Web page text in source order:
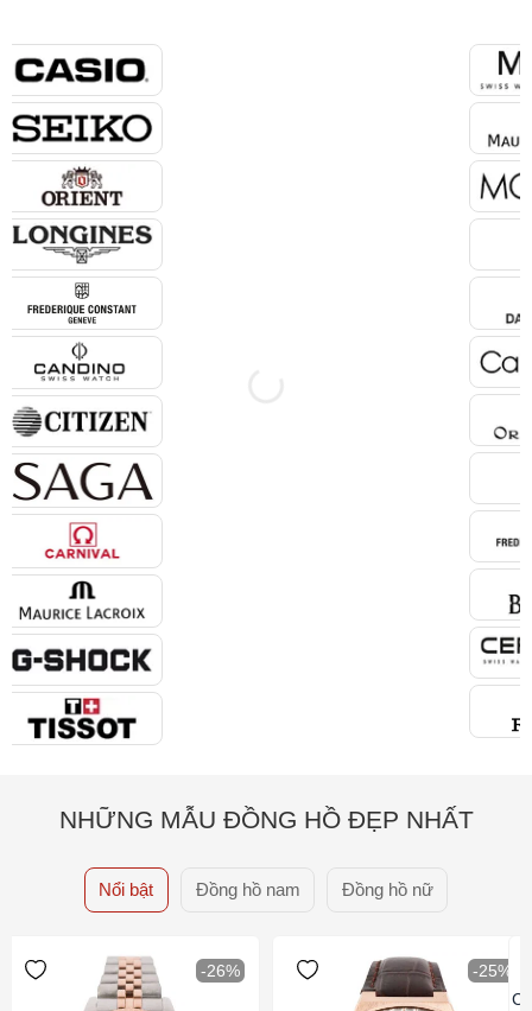
NHỮNG MẪU ĐỒNG HỒ ĐẸP NHẤT
Nổi bật Đồng hồ nam Đồng hồ nữ
-26% -25%